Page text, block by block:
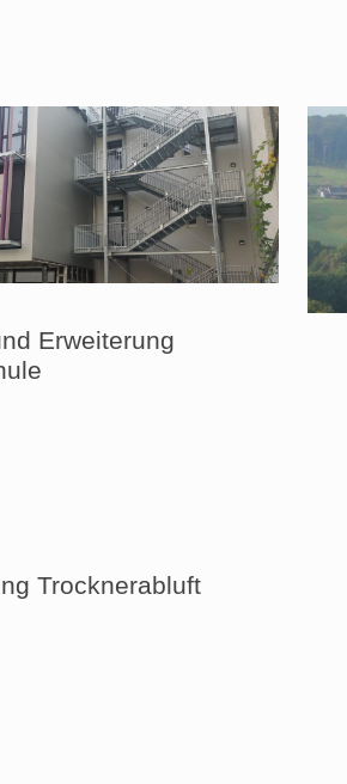
Erweiterung
Trocknerabluft